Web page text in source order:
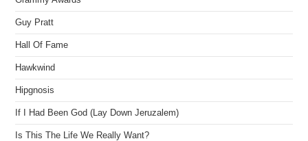
Guy Pratt
Hall Of Fame
Hawkwind
Hipgnosis
If I Had Been God (Lay Down Jeruzalem)
Is This The Life We Really Want?